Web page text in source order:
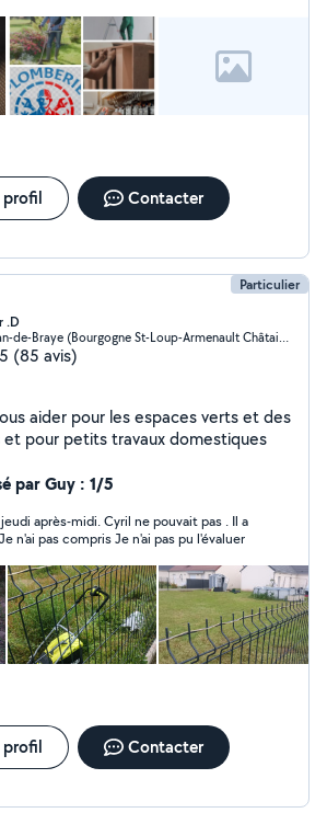
profil Contacter
Particulier
.D
Saint-Jean-de-Braye (Bourgogne St-Loup-Armenault Châtaigniers)
(85 avis)
aider pour les espaces verts et des
pour petits travaux domestiques
par Guy : 1/5
après-midi. Cyril ne pouvait pas . Il a
n'ai pas compris Je n'ai pas pu l'évaluer
profil Contacter